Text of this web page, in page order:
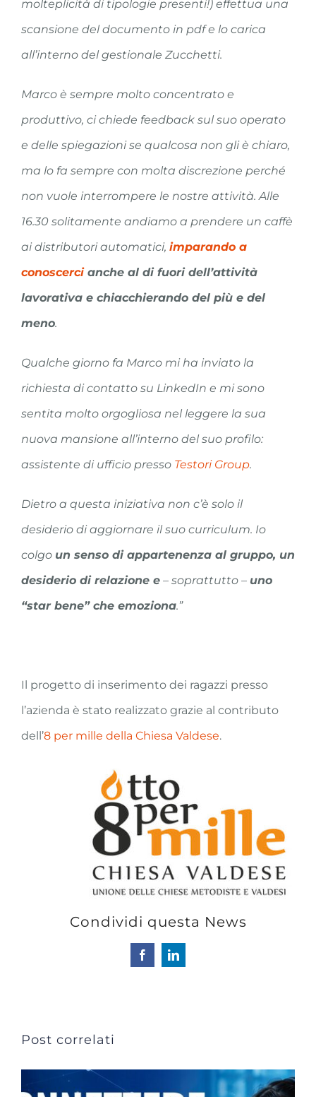
molteplicità di tipologie presenti!) effettua una
scansione del documento in pdf e lo carica
all’interno del gestionale Zucchetti.
Marco è sempre molto concentrato e
produttivo, ci chiede feedback sul suo operato
e delle spiegazioni se qualcosa non gli è chiaro,
ma lo fa sempre con molta discrezione perché
non vuole interrompere le nostre attività. Alle
16.30 solitamente andiamo a prendere un caffè
ai distributori automatici, imparando a
conoscercianche al di fuori dell’attività
lavorativa e chiacchierando del più e del
meno.
Qualche giorno fa Marco mi ha inviato la
richiesta di contatto su LinkedIn e mi sono
sentita molto orgogliosa nel leggere la sua
nuova mansione all’interno del suo profilo:
assistente di ufficio presso Testori Group.
Dietro a questa iniziativa non c’è solo il
desiderio di aggiornare il suo curriculum. Io
colgo un senso di appartenenza al gruppo, un
desiderio di relazione e – soprattutto – uno
“star bene” che emoziona.”
Il progetto di inserimento dei ragazzi presso
l’azienda è stato realizzato grazie al contributo
dell’8 per mille della Chiesa Valdese.
Condividi questa News
FacebookLinkedIn
Post correlati